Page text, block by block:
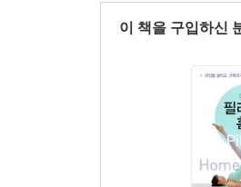
이 책을 구입하신